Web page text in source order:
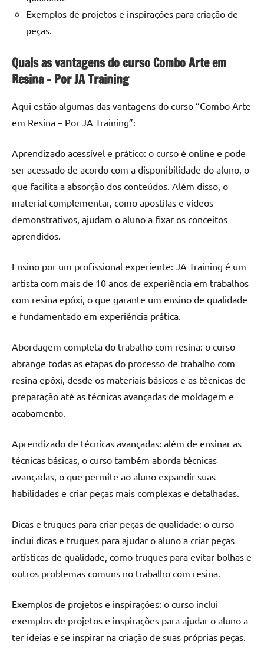
Exemplos de projetos e inspirações para criação de
peças.
Quais as vantagens do curso Combo Arte em
Resina – Por JA Training
Aqui estão algumas das vantagens do curso “Combo Arte
em Resina – Por JA Training”:
Aprendizado acessível e prático: o curso é online e pode
ser acessado de acordo com a disponibilidade do aluno, o
que facilita a absorção dos conteúdos. Além disso, o
material complementar, como apostilas e vídeos
demonstrativos, ajudam o aluno a fixar os conceitos
aprendidos.
Ensino por um profissional experiente: JA Training é um
artista com mais de 10 anos de experiência em trabalhos
com resina epóxi, o que garante um ensino de qualidade
e fundamentado em experiência prática.
Abordagem completa do trabalho com resina: o curso
abrange todas as etapas do processo de trabalho com
resina epóxi, desde os materiais básicos e as técnicas de
preparação até as técnicas avançadas de moldagem e
acabamento.
Aprendizado de técnicas avançadas: além de ensinar as
técnicas básicas, o curso também aborda técnicas
avançadas, o que permite ao aluno expandir suas
habilidades e criar peças mais complexas e detalhadas.
Dicas e truques para criar peças de qualidade: o curso
inclui dicas e truques para ajudar o aluno a criar peças
artísticas de qualidade, como truques para evitar bolhas e
outros problemas comuns no trabalho com resina.
Exemplos de projetos e inspirações: o curso inclui
exemplos de projetos e inspirações para ajudar o aluno a
ter ideias e se inspirar na criação de suas próprias peças.